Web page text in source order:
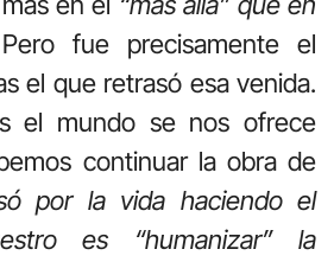
Pero fue precisamente el
el que retrasó esa venida.
el mundo se nos ofrece
continuar la obra de
por la vida haciendo el
es “humanizar” la